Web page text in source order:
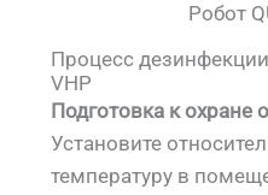
Робот
Процесс
VHP
Подготовка к
Установите
температуру в